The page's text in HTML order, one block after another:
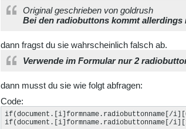
Original geschrieben von goldrush
Bei den radiobuttons kommt allerdings
dann fragst du sie wahrscheinlich falsch ab.
Verwende im Formular nur 2
dann musst du sie wie folgt abfragen:
Code: